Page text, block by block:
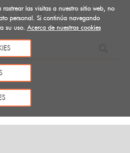
las visitas a nuestro sitio web, no
personal. Si continúa navegando
su uso. Acerca de nuestras cookies
SOBRE
a la venta